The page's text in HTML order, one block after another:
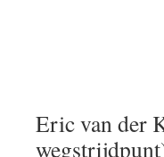
Eric van der